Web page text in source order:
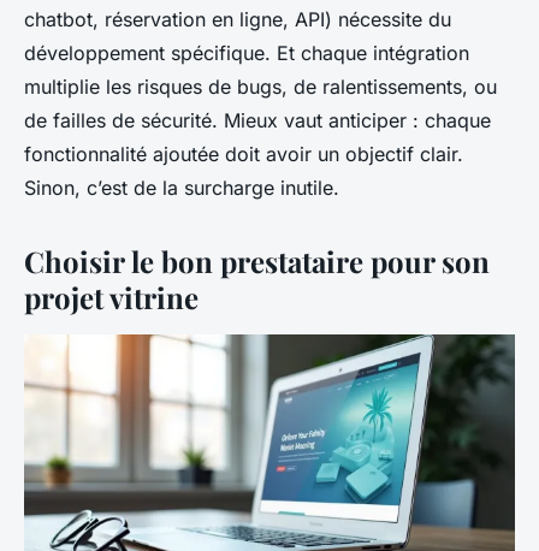
chatbot, réservation en ligne, API) nécessite du
développement spécifique. Et chaque intégration
multiplie les risques de bugs, de ralentissements, ou
de failles de sécurité. Mieux vaut anticiper : chaque
fonctionnalité ajoutée doit avoir un objectif clair.
Sinon, c’est de la surcharge inutile.
Choisir le bon prestataire pour son
projet vitrine